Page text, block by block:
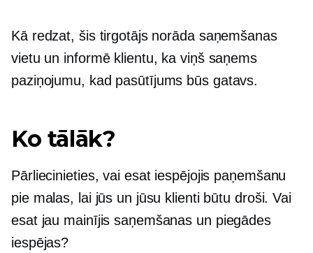
Kā redzat, šis tirgotājs norāda saņemšanas
vietu un informē klientu, ka viņš saņems
paziņojumu, kad pasūtījums būs gatavs.
Ko tālāk?
Pārliecinieties, vai esat iespējojis paņemšanu
pie malas, lai jūs un jūsu klienti būtu droši. Vai
esat jau mainījis saņemšanas un piegādes
iespējas?